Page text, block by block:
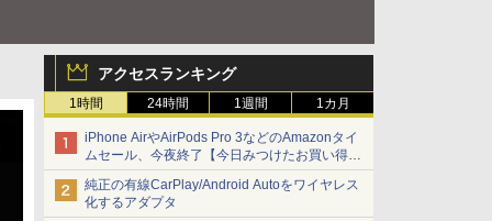
アクセスランキング
1時間 24時間 1週間 1カ月
iPhone AirやAirPods Pro 3などのAmazonタイ
ムセール、今夜終了【今日みつけたお買い得
品】
純正の有線CarPlay/Android Autoをワイヤレス
化するアダプタ